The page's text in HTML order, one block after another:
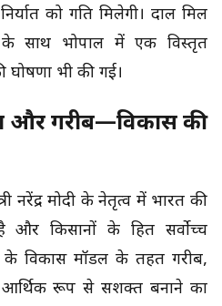
को गति मिलेगी। दाल मिल
के साथ भोपाल में एक विस्तृत
घोषणा भी की गई।
और गरीब—विकास की
नरेंद्र मोदी के नेतृत्व में भारत की
किसानों के हित सर्वोच्च
के विकास मॉडल के तहत गरीब,
आर्थिक रूप से सशक्त बनाने का